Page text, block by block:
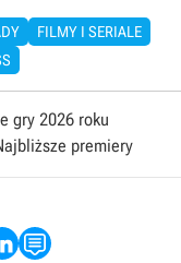
FILMY I SERIALE
gry 2026 roku
premiery